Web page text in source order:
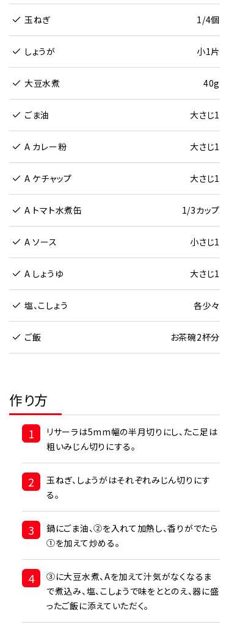
玉ねぎ 1/4個
しょうが 小1片
大豆水煮 40g
ごま油 大さじ1
A カレー粉 大さじ1
A ケチャップ 大さじ1
A トマト水煮缶 1/3カップ
A ソース 小さじ1
A しょうゆ 大さじ1
塩、こしょう 各少々
ご飯 お茶碗2杯分
作り方
1
リサーラは5mm幅の半月切りにし、たこ足は
粗いみじん切りにする。
2
玉ねぎ、しょうがはそれぞれみじん切りにす
る。
3
鍋にごま油、②を入れて加熱し、香りがでたら
①を加えて炒める。
4
③に大豆水煮、Aを加えて汁気がなくなるま
で煮込み、塩、こしょうで味をととのえ、器に盛
ったご飯に添えていただく。